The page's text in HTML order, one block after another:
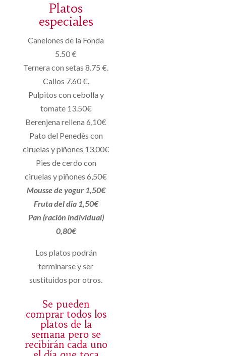
Platos
especiales
Canelones de la Fonda
5.50 €
Ternera con setas 8.75 €.
Callos 7.60 €.
Pulpitos con cebolla y
tomate 13.50€
Berenjena rellena 6,10€
Pato del Penedès con
ciruelas y piñones 13,00€
Pies de cerdo con
ciruelas y piñones 6,50€
Mousse de yogur 1,50€
Fruta del dia 1,50€
Pan (ración individual)
0,80€
Los platos podrán
terminarse y ser
sustituidos por otros.
Se pueden
comprar todos los
platos de la
semana pero se
recibirán cada uno